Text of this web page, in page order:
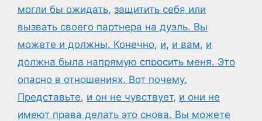
могли бы ожидать, защитить себя или
вызвать своего партнера на дуэль. Вы
можете и должны. Конечно, и, и вам, и
должна была напрямую спросить меня. Это
опасно в отношениях. Вот почему.
Представьте, и он не чувствует, и они не
имеют права делать это снова. Вы можете